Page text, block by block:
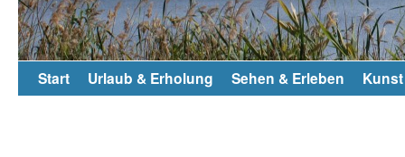
Start Urlaub & Erholung Sehen & Erleben